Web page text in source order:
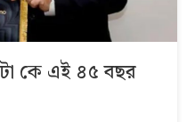
কে এই ৪৫ বছর